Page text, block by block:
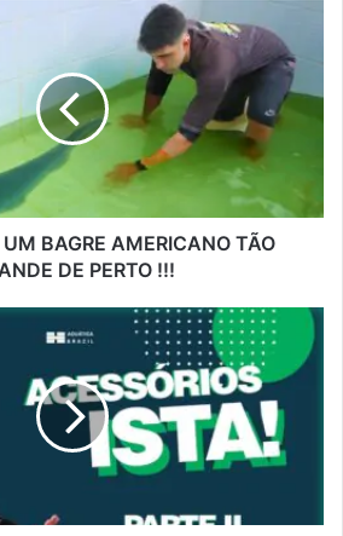
BAGRE AMERICANO TÃO
DE PERTO !!!